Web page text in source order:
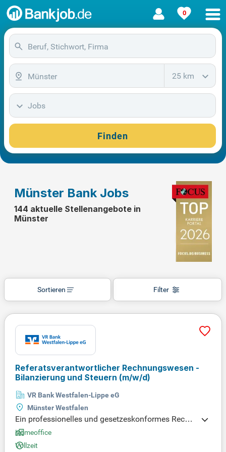
0
25 km
Jobs
Finden
Münster Bank Jobs
144 aktuelle Stellenangebote in
Münster
Filter
Sortieren
Referatsverantwortlicher Rechnungswesen -
Bilanzierung und Steuern (m/w/d)
VR Bank Westfalen-Lippe eG
Münster Westfalen
Ein professionelles und gesetzeskonformes Rechn
ungswesen ist entscheidend für Unternehmen. Sie
führen Haupt-, Sach- und Beteiligungskonten und g
Homeoffice
Vollzeit